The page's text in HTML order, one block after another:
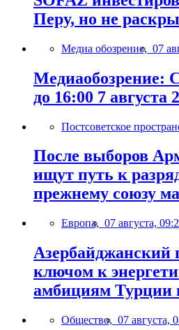
Перу, но не
Медиа обозрение, 07
Медиаобозрение:
до 16:00 7 августа
Постсоветское
После выборов
ищут путь к
прежнему союзу
Европа, 07 августа,
Азербайджанский
ключом к
амбициям Турции
Общество, 07 августа,